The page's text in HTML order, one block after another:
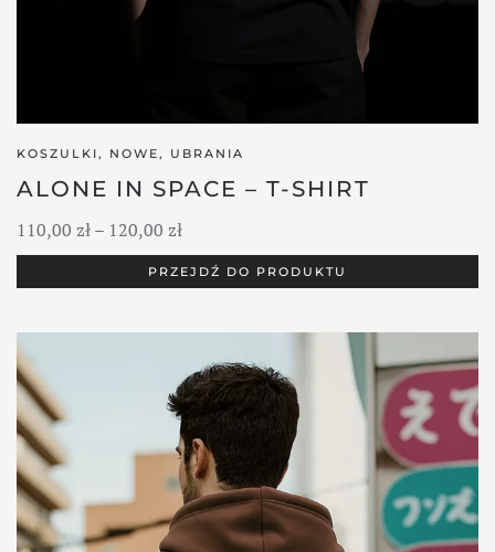
KOSZULKI, NOWE, UBRANIA
ALONE IN SPACE – T-SHIRT
110,00 zł– 120,00 złZakres
cen:
od
120,00 zł
PRZEJDŹ DO PRODUKTU